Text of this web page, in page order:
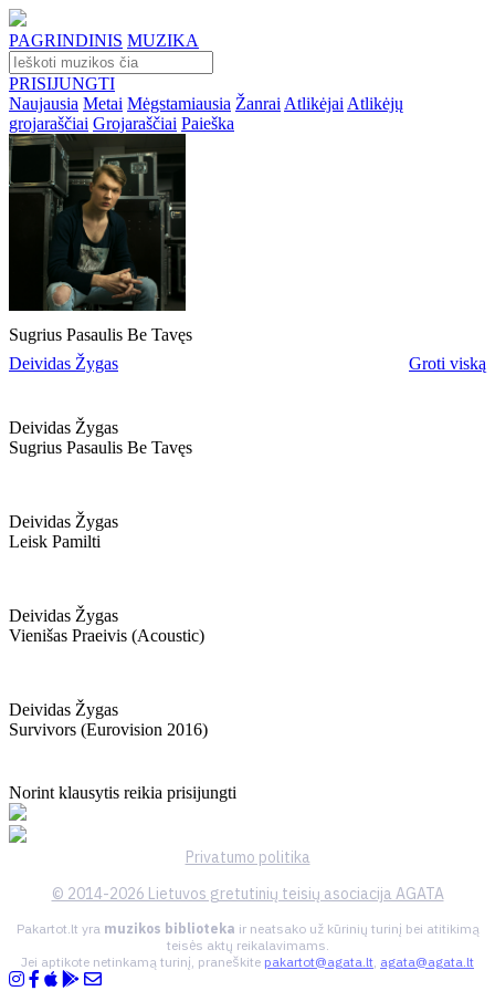
PAGRINDINIS MUZIKA
PRISIJUNGTI
Naujausia Metai Mėgstamiausia Žanrai Atlikėjai Atlikėjų
grojaraščiai Grojaraščiai Paieška
Sugrius Pasaulis Be Tavęs
Deividas Žygas
Groti viską
Deividas Žygas
Sugrius Pasaulis Be Tavęs
Deividas Žygas
Leisk Pamilti
Deividas Žygas
Vienišas Praeivis (acoustic)
Deividas Žygas
Survivors (eurovision 2016)
Norint klausytis reikia prisijungti
Privatumo politika
© 2014-2026 Lietuvos gretutinių teisių asociacija AGATA
Pakartot.lt yra muzikos biblioteka ir neatsako už kūrinių turinį bei atitikimą
teisės aktų reikalavimams.
Jei aptikote netinkamą turinį, praneškite pakartot@agata.lt, agata@agata.lt